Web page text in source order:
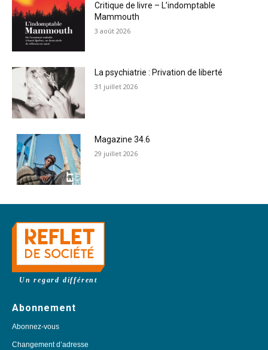
Critique de livre – L’indomptable
Mammouth
3 août 2026
La psychiatrie : Privation de liberté
31 juillet 2026
Magazine 34.6
29 juillet 2026
Un regard différent
Abonnement
Abonnez-vous
Changement d’adresse